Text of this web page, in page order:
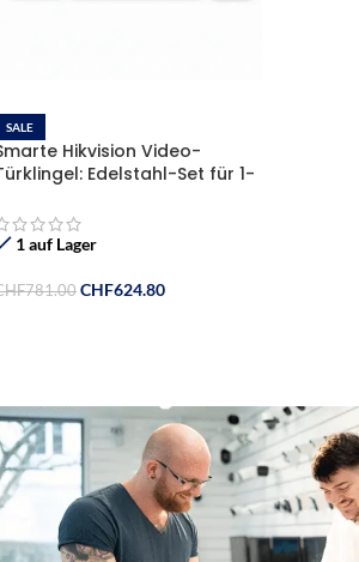
SALE
Hikvision Video-
Edelstahl-Set für 1-
& PoE“
1 auf Lager
781.00 CHF624.80